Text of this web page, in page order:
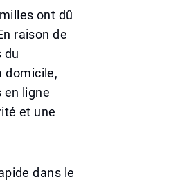
ont dû
raison de
du
domicile,
en ligne
et une
dans le